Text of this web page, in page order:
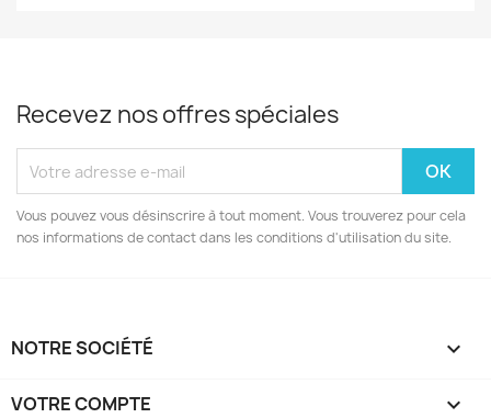
Recevez nos offres spéciales
Vous pouvez vous désinscrire à tout moment. Vous trouverez pour cela
nos informations de contact dans les conditions d'utilisation du site.
NOTRE SOCIÉTÉ 
VOTRE COMPTE 